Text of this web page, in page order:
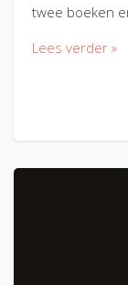
twee boeken
Lees verder »